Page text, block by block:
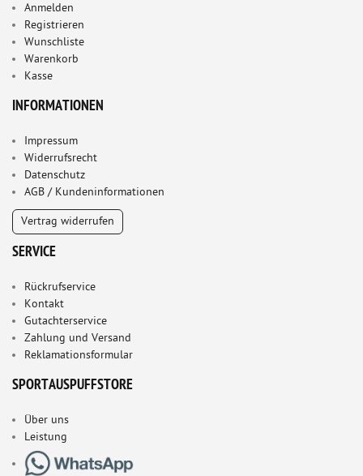
Anmelden
Registrieren
Wunschliste
Warenkorb
Kasse
INFORMATIONEN
Impressum
Widerrufsrecht
Datenschutz
AGB / Kundeninformationen
Vertrag widerrufen
SERVICE
Rückrufservice
Kontakt
Gutachterservice
Zahlung und Versand
Reklamationsformular
SPORTAUSPUFFSTORE
Über uns
Leistung